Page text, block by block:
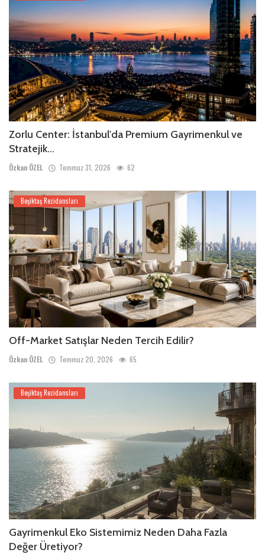
Zorlu Center: İstanbul'da Premium Gayrimenkul ve
Stratejik...
Özkan ÖZEL Temmuz 31, 2026 62
Beşiktaş Rezidansları
Off-Market Satışlar Neden Tercih Edilir?
Özkan ÖZEL Temmuz 20, 2026 65
Beşiktaş Rezidansları
Gayrimenkul Eko Sistemimiz Neden Daha Fazla
Değer Üretiyor?